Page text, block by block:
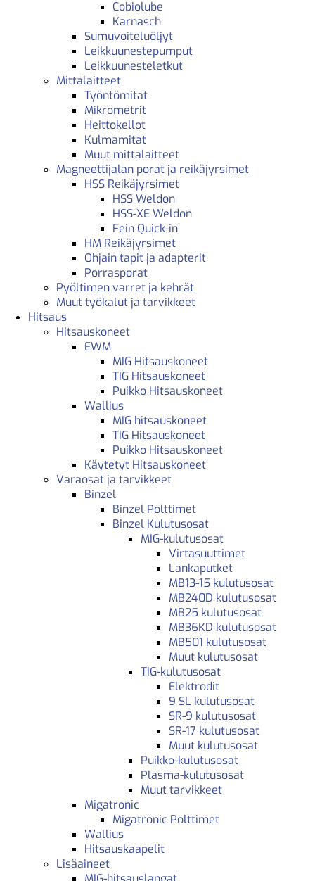
Cobiolube
Karnasch
Sumuvoiteluöljyt
Leikkuunestepumput
Leikkuunesteletkut
Mittalaitteet
Työntömitat
Mikrometrit
Heittokellot
Kulmamitat
Muut mittalaitteet
Magneettijalan porat ja reikäjyrsimet
HSS Reikäjyrsimet
HSS Weldon
HSS-XE Weldon
Fein Quick-in
HM Reikäjyrsimet
Ohjain tapit ja adapterit
Porrasporat
Pyöltimen varret ja kehrät
Muut työkalut ja tarvikkeet
Hitsaus
Hitsauskoneet
EWM
MIG Hitsauskoneet
TIG Hitsauskoneet
Puikko Hitsauskoneet
Wallius
MIG hitsauskoneet
TIG Hitsauskoneet
Puikko Hitsauskoneet
Käytetyt Hitsauskoneet
Varaosat ja tarvikkeet
Binzel
Binzel Polttimet
Binzel Kulutusosat
MIG-kulutusosat
Virtasuuttimet
Lankaputket
MB13-15 kulutusosat
MB240D kulutusosat
MB25 kulutusosat
MB36KD kulutusosat
MB501 kulutusosat
Muut kulutusosat
TIG-kulutusosat
Elektrodit
9 SL kulutusosat
SR-9 kulutusosat
SR-17 kulutusosat
Muut kulutusosat
Puikko-kulutusosat
Plasma-kulutusosat
Muut tarvikkeet
Migatronic
Migatronic Polttimet
Wallius
Hitsauskaapelit
Lisäaineet